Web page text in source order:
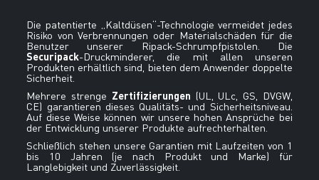
Die patentierte „Kaltdüsen“-Technologie vermeidet jedes
Risiko von Verbrennungen oder Materialschäden für die
Benutzer unserer Ripack-Schrumpfpistolen. Die
Securipack-Druckminderer, die mit allen unseren
Produkten erhältlich sind, bieten dem Anwender doppelte
Sicherheit.
Mehrere strenge Zertifizierungen (UL, ULc, GS, DVGW,
CE) garantieren dieses Qualitäts- und Sicherheitsniveau.
Auf diese Weise können wir unsere hohen Ansprüche bei
der Entwicklung unserer Produkte aufrechterhalten.
Schließlich stehen unsere Garantien mit Laufzeiten von 1
bis 10 Jahren (je nach Produkt und Marke) für
Langlebigkeit und Zuverlässigkeit.